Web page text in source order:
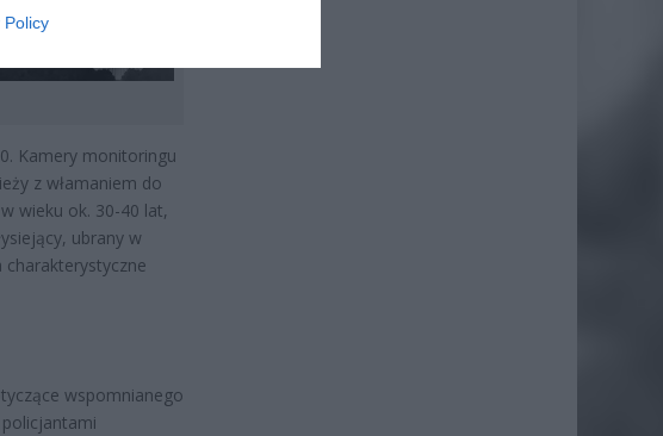
Policy
Kamery monitoringu
z włamaniem do
wieku ok. 30-40 lat,
ubrany w
charakterystyczne
wspomnianego